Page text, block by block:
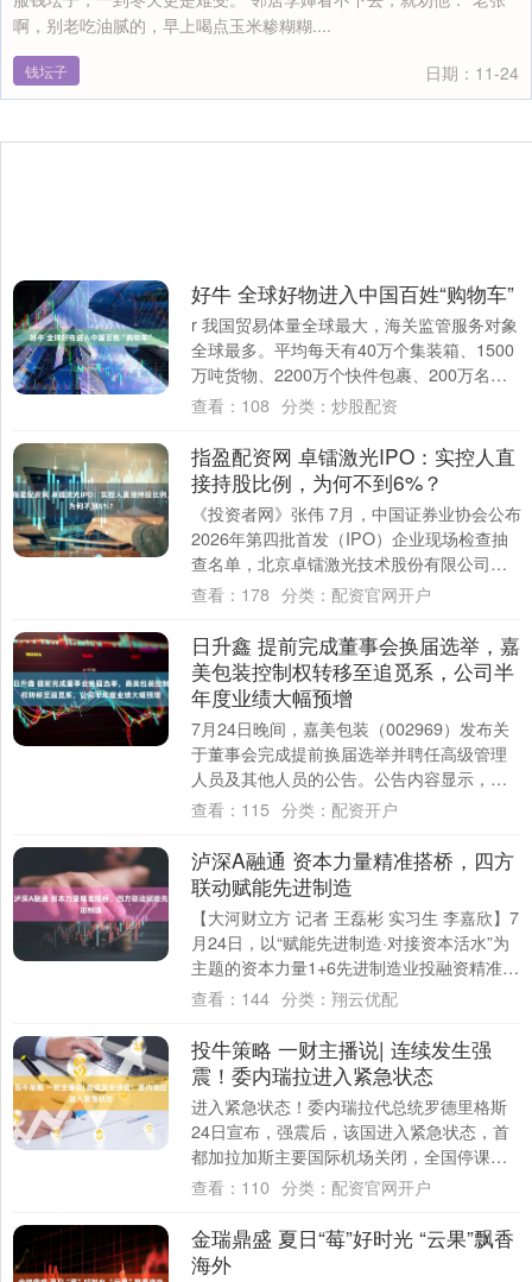
啊，别老吃油腻的，早上喝点玉米糁糊糊....
钱坛子 日期：11-24
好牛 全球好物进入中国百姓“购物车”
r 我国贸易体量全球最大，海关监管服务对象
全球最多。平均每天有40万个集装箱、1500
万吨货物、2200万个快件包裹、200万名人
员进出各个口岸。7月22日，国....
查看： 108 分类： 炒股配资
指盈配资网 卓镭激光IPO：实控人直
接持股比例，为何不到6%？
《投资者网》张伟 7月，中国证券业协会公布‌
2026年第四批首发（IPO）企业现场检查抽
查名单‌，北京卓镭激光技术股份有限公司
（下称“卓镭激光”或“公司”）为本....
查看： 178 分类： 配资官网开户
日升鑫 提前完成董事会换届选举，嘉
美包装控制权转移至追觅系，公司半
年度业绩大幅预增
7月24日晚间，嘉美包装（002969）发布关
于董事会完成提前换届选举并聘任高级管理
人员及其他人员的公告。公告内容显示，俞
浩旗下追觅系多名高管进入新一届董事
查看： 115 分类： 配资开户
泸深A融通 资本力量精准搭桥，四方
联动赋能先进制造
【大河财立方 记者 王磊彬 实习生 李嘉欣】7
月24日，以“赋能先进制造·对接资本活水”为
主题的资本力量1+6先进制造业投融资精准对
接活动在郑州举行。 活动由郑....
查看： 144 分类： 翔云优配
投牛策略 一财主播说| 连续发生强
震！委内瑞拉进入紧急状态
进入紧急状态！委内瑞拉代总统罗德里格斯
24日宣布，强震后，该国进入紧急状态，首
都加拉加斯主要国际机场关闭，全国停课，
暂停所有非必要活动。据中国驻委内瑞拉大
查看： 110 分类： 配资官网开户
金瑞鼎盛 夏日“莓”好时光 “云果”飘香
海外